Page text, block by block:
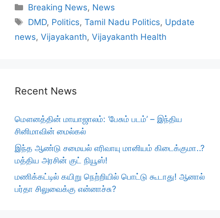
Categories
Breaking News, News
Tags
DMD, Politics,Tamil Nadu Politics, Update
news, Vijayakanth, Vijayakanth Health
Recent News
மௌனத்தின் மாயாஜாலம்: ‘பேசும் படம்’ – இந்திய
சினிமாவின் மைல்கல்
இந்த ஆண்டு சமையல் எரிவாயு மானியம் கிடைக்குமா..?
மத்திய அரசின் குட் நியூஸ்!
மணிக்கட்டில் கயிறு நெற்றியில் பொட்டு கூடாது! ஆனால்
பர்தா சிலுவைக்கு என்னாச்சு?